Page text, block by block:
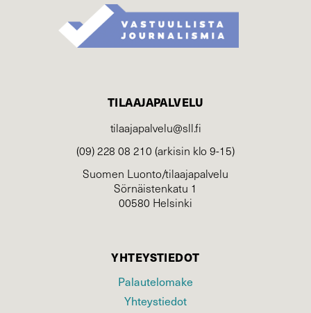
TILAAJAPALVELU
tilaajapalvelu@sll.fi
(09) 228 08 210 (arkisin klo 9-15)
Suomen Luonto/tilaajapalvelu
Sörnäistenkatu 1
00580 Helsinki
YHTEYSTIEDOT
Palautelomake
Yhteystiedot